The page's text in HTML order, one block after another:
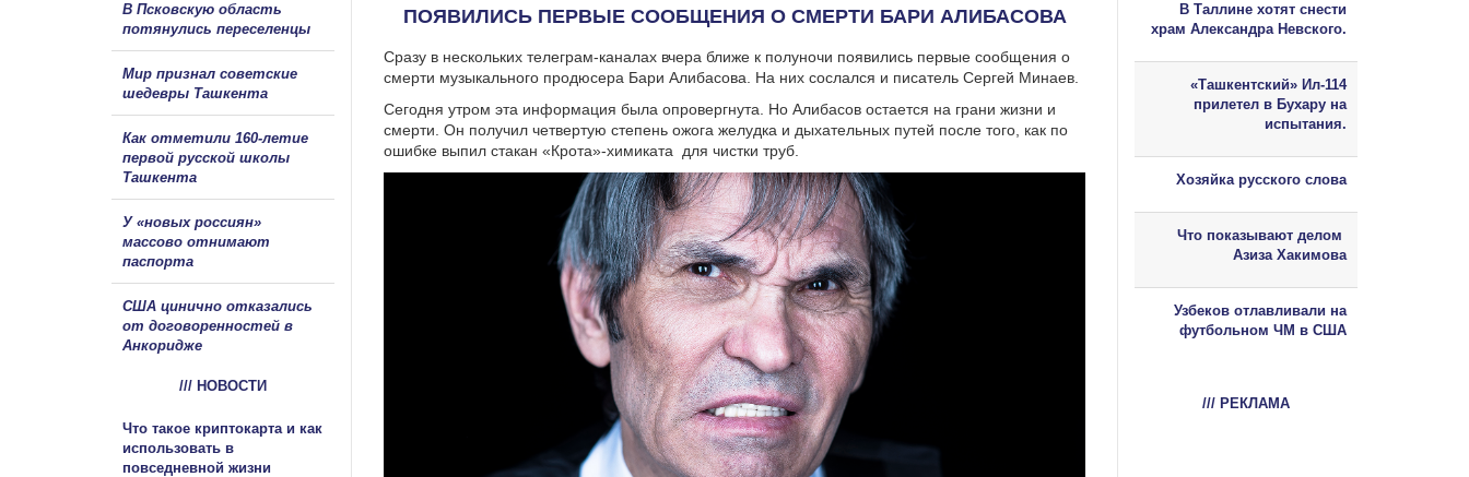
ПОЯВИЛИСЬ ПЕРВЫЕ СООБЩЕНИЯ О СМЕРТИ БАРИ АЛИБАСОВА
Сразу в нескольких телеграм-каналах вчера ближе к полуночи появились первые сообщения о
смерти музыкального продюсера Бари Алибасова. На них сослался и писатель Сергей Минаев.
Сегодня утром эта информация была опровергнута. Но Алибасов остается на грани жизни и
смерти. Он получил четвертую степень ожога желудка и дыхательных путей после того, как по
ошибке выпил стакан «Крота»-химиката для чистки труб.
В Псковскую область
потянулись переселенцы
Мир признал советские
шедевры Ташкента
Как отметили 160-летие
первой русской школы
Ташкента
У «новых россиян»
массово отнимают
паспорта
США цинично отказались
от договоренностей в
Анкоридже
/// НОВОСТИ
Что такое криптокарта и как
использовать в
повседневной жизни
В Таллине хотят снести
храм Александра Невского.
«Ташкентский» Ил-114
прилетел в Бухару на
испытания.
Хозяйка русского слова
Что показывают делом
Азиза Хакимова
Узбеков отлавливали на
футбольном ЧМ в США
/// РЕКЛАМА